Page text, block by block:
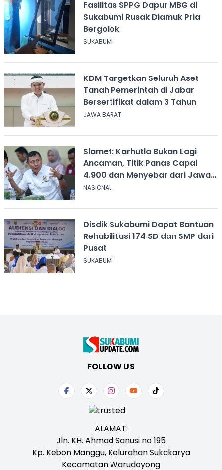
Fasilitas SPPG Dapur MBG di
Sukabumi Rusak Diamuk Pria
Bergolok
SUKABUMI
KDM Targetkan Seluruh Aset
Tanah Pemerintah di Jabar
Bersertifikat dalam 3 Tahun
JAWA BARAT
Slamet: Karhutla Bukan Lagi
Ancaman, Titik Panas Capai
4.900 dan Menyebar dari Jawa
hingga Papua
NASIONAL
Disdik Sukabumi Dapat Bantuan
Rehabilitasi 174 SD dan SMP dari
Pusat
SUKABUMI
FOLLOW US
ALAMAT:
Jln. KH. Ahmad Sanusi no 195
Kp. Kebon Manggu, Kelurahan Sukakarya
Kecamatan Warudoyong